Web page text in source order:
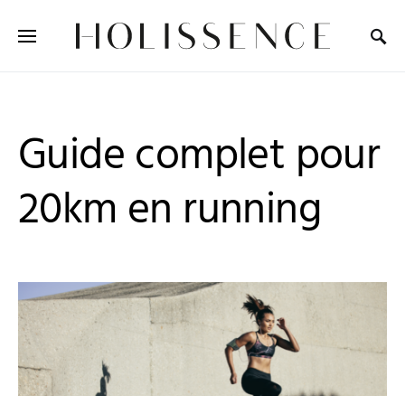
Guide complet pour
20km en running